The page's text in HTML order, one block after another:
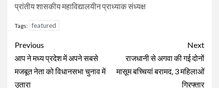
प्रांतीय शासकीय महाविद्यालयीन प्राध्याक संध्यक्ष
Tags: featured
Continue
Reading
Previous
आप ने मध्य प्रदेश में अपने सबसे
मजबूत नेता को विधानसभा चुनाव में
उतारा
Next
राजधानी से अगवा की गई दोनों
मासूम बच्चियां बरामद, 3 महिलाओं
गिरफ्तार